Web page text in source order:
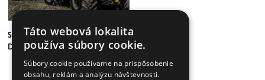
STEYR HYBRID CVT - Z KONCEPTU
DO POLÍ
Táto webová lokalita
používa súbory cookie.
Súbory cookie používame na prispôsobenie
obsahu, reklám a analýzu návštevnosti.